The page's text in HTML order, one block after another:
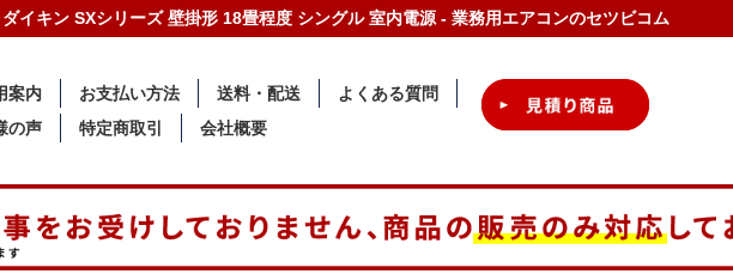
イキン SXシリーズ 壁掛形 18畳程度 シングル 室内電源 - 業務用エアコンのセツビコム
案内 お支払い方法 送料・配送
よくある質問
の声
特定商取引 会社概要